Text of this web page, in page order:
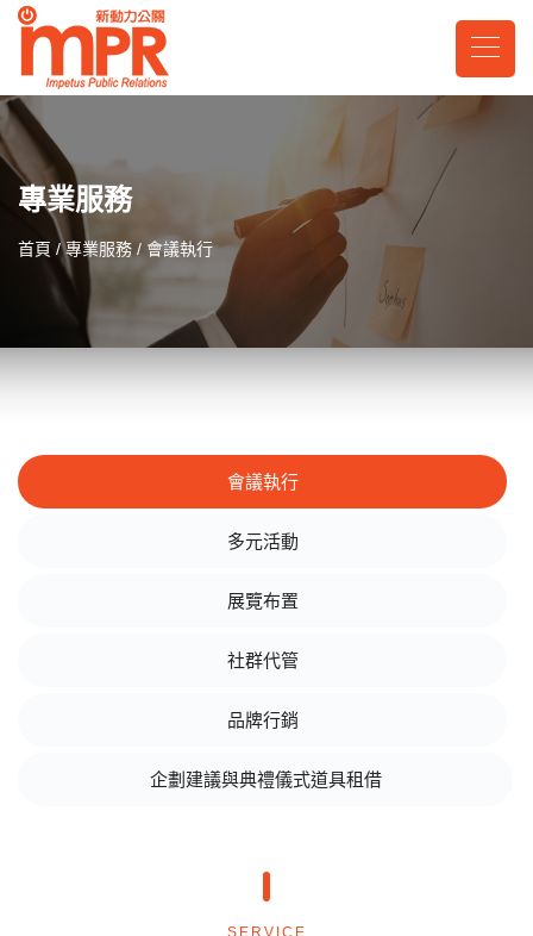
專業服務
首頁 專業服務 會議執行
會議執行
多元活動
展覽布置
社群代管
品牌行銷
企劃建議與典禮儀式道具租借
SERVICE